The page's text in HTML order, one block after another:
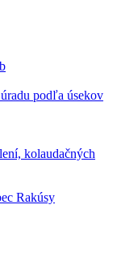
podľa úsekov
kolaudačných
Rakúsy